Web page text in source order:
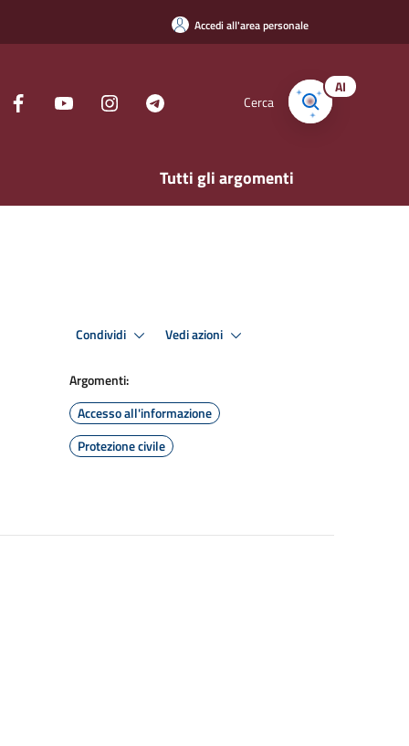
Accedi all'area personale
Cerca
AI
Tutti gli argomenti
Condividi Vedi azioni
Argomenti:
Accesso all'informazione
Protezione civile